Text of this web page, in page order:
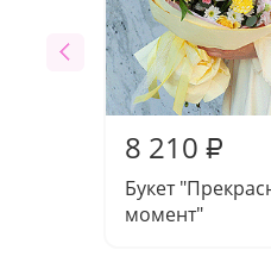
8 210 ₽
Букет
момент"